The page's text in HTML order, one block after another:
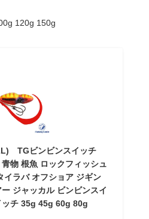
120g 150g
TGビンビンスイッチ
青物 根魚 ロックフィッシュ
イラバ オフショア ジギン
ジャッカル ビンビンスイ
ッチ 35g 45g 60g 80g